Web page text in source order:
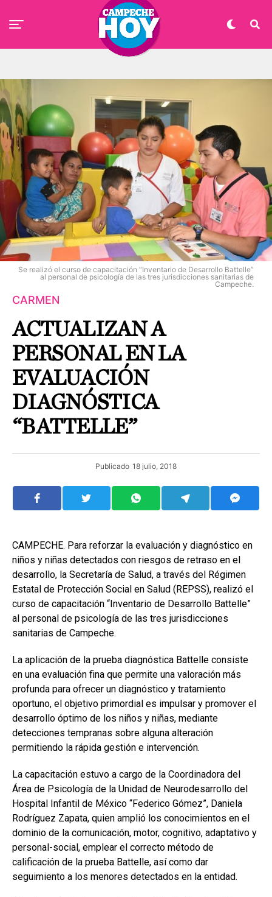
Se realizó el curso de capacitación “Inventario de Desarrollo Battelle”
al personal de psicología de las tres jurisdicciones sanitarias de
Campeche.
CARMEN
ACTUALIZAN A
PERSONAL EN LA
EVALUACIÓN
DIAGNÓSTICA
“BATTELLE”
Publicado 18 julio, 2018
CAMPECHE. Para reforzar la evaluación y diagnóstico en
niños y niñas detectados con riesgos de retraso en el
desarrollo, la Secretaría de Salud, a través del Régimen
Estatal de Protección Social en Salud (REPSS), realizó el
curso de capacitación “Inventario de Desarrollo Battelle”
al personal de psicología de las tres jurisdicciones
sanitarias de Campeche.
La aplicación de la prueba diagnóstica Battelle consiste
en una evaluación fina que permite una valoración más
profunda para ofrecer un diagnóstico y tratamiento
oportuno, el objetivo primordial es impulsar y promover el
desarrollo óptimo de los niños y niñas, mediante
detecciones tempranas sobre alguna alteración
permitiendo la rápida gestión e intervención.
La capacitación estuvo a cargo de la Coordinadora del
Área de Psicología de la Unidad de Neurodesarrollo del
Hospital Infantil de México “Federico Gómez”, Daniela
Rodríguez Zapata, quien amplió los conocimientos en el
dominio de la comunicación, motor, cognitivo, adaptativo y
personal-social, emplear el correcto método de
calificación de la prueba Battelle, así como dar
seguimiento a los menores detectados en la entidad.